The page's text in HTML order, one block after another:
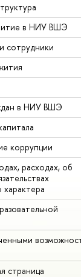
в НИУ ВШЭ
сотрудники
в НИУ ВШЭ
коррупции
расходах, об
страница